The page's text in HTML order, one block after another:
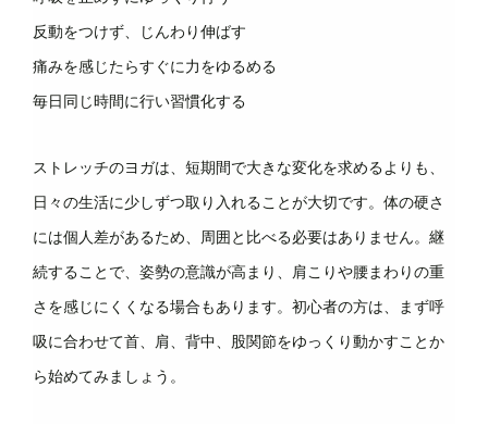
反動をつけず、じんわり伸ばす
痛みを感じたらすぐに力をゆるめる
毎日同じ時間に行い習慣化する
ストレッチのヨガは、短期間で大きな変化を求めるよりも、
日々の生活に少しずつ取り入れることが大切です。体の硬さ
には個人差があるため、周囲と比べる必要はありません。継
続することで、姿勢の意識が高まり、肩こりや腰まわりの重
さを感じにくくなる場合もあります。初心者の方は、まず呼
吸に合わせて首、肩、背中、股関節をゆっくり動かすことか
ら始めてみましょう。